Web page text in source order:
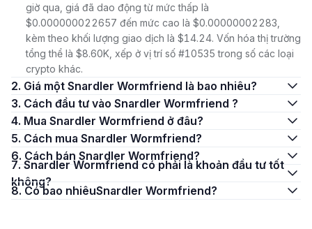
giờ qua, giá đã dao động từ mức thấp là
$0.000000022657 đến mức cao là $0.00000002283,
kèm theo khối lượng giao dịch là $14.24. Vốn hóa thị trường
tổng thể là $8.60K, xếp ở vị trí số #10535 trong số các loại
crypto khác.
2. Giá một Snardler Wormfriend là bao nhiêu?
3. Cách đầu tư vào Snardler Wormfriend ?
4. Mua Snardler Wormfriend ở đâu?
5. Cách mua Snardler Wormfriend?
6. Cách bán Snardler Wormfriend?
7. Snardler Wormfriend có phải là khoản đầu tư tốt
không?
8. Có bao nhiêuSnardler Wormfriend?